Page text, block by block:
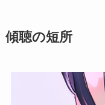
傾聴の短所